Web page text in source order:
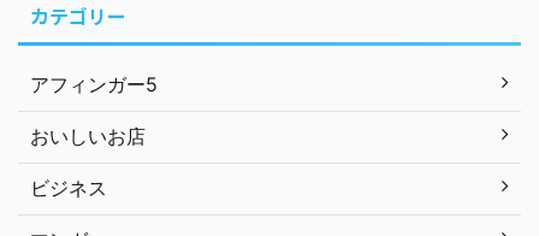
カテゴリー
アフィンガー5
おいしいお店
ビジネス